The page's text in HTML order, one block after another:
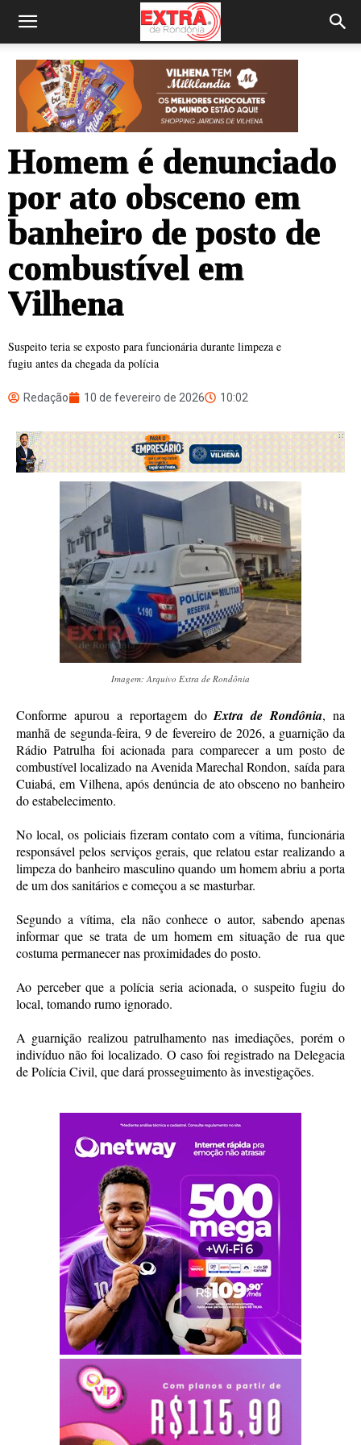
Homem é denunciado
por ato obsceno em
banheiro de posto de
combustível em
Vilhena
Suspeito teria se exposto para funcionária durante limpeza e
fugiu antes da chegada da polícia
Redação 10 de fevereiro de 2026 10:02
Imagem: Arquivo Extra de Rondônia
Conforme apurou a reportagem doExtra de Rondônia, na
manhã de segunda-feira, 9 de fevereiro de 2026, a guarnição da
Rádio Patrulha foi acionada para comparecer a um posto de
combustível localizado na Avenida Marechal Rondon, saída para
Cuiabá, em Vilhena, após denúncia de ato obsceno no banheiro
do estabelecimento.
No local, os policiais fizeram contato com a vítima, funcionária
responsável pelos serviços gerais, que relatou estar realizando a
limpeza do banheiro masculino quando um homem abriu a porta
de um dos sanitários e começou a se masturbar.
Segundo a vítima, ela não conhece o autor, sabendo apenas
informar que se trata de um homem em situação de rua que
costuma permanecer nas proximidades do posto.
Ao perceber que a polícia seria acionada, o suspeito fugiu do
local, tomando rumo ignorado.
A guarnição realizou patrulhamento nas imediações, porém o
indivíduo não foi localizado. O caso foi registrado na Delegacia
de Polícia Civil, que dará prosseguimento às investigações.